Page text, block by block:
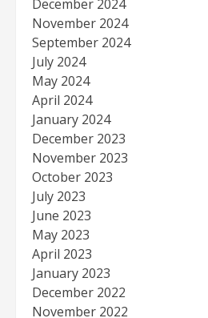
December 2024
November 2024
September 2024
July 2024
May 2024
April 2024
January 2024
December 2023
November 2023
October 2023
July 2023
June 2023
May 2023
April 2023
January 2023
December 2022
November 2022